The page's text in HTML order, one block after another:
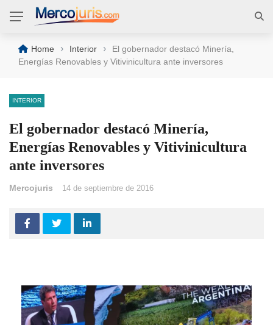
Home › Interior ›
El gobernador destacó Minería,
Energías Renovables y Vitivinicultura ante inversores
INTERIOR
El gobernador destacó Minería,
Energías Renovables y Vitivinicultura
ante inversores
Mercojuris 14 de septiembre de 2016